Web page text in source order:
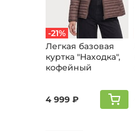
-21%
Легкая базовая
куртка "Находка",
кофейный
4 999 ₽